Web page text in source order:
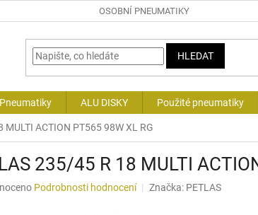
OSOBNÍ PNEUMATIKY
HLEDAT
ALU DISKY Použité pneumatiky
MULTI ACTION PT565 98W XL RG
235/45 R 18 MULTI
Podrobnosti hodnocení Značka: PETLAS